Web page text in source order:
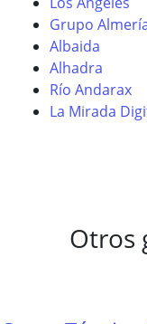
Grupo
Albaida
Alhadra
Río Andarax
La Mirada
Otros